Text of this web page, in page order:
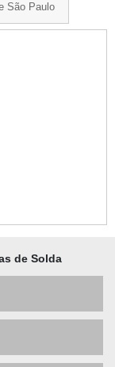
São Paulo
de Solda